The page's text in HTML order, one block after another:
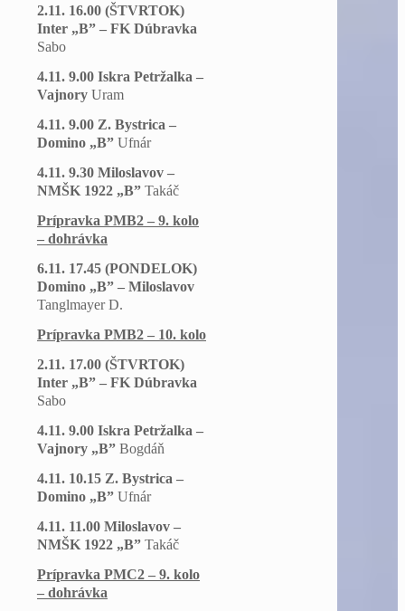
2.11. 16.00 (ŠTVRTOK)
Inter „B” – FK Dúbravka
Sabo
4.11. 9.00 Iskra Petržalka –
Vajnory Uram
4.11. 9.00 Z. Bystrica –
Domino „B” Ufnár
4.11. 9.30 Miloslavov –
NMŠK 1922 „B” Takáč
Prípravka PMB2 – 9. kolo
– dohrávka
6.11. 17.45 (PONDELOK)
Domino „B” – Miloslavov
Tanglmayer D.
Prípravka PMB2 – 10. kolo
2.11. 17.00 (ŠTVRTOK)
Inter „B” – FK Dúbravka
Sabo
4.11. 9.00 Iskra Petržalka –
Vajnory „B” Bogdáň
4.11. 10.15 Z. Bystrica –
Domino „B” Ufnár
4.11. 11.00 Miloslavov –
NMŠK 1922 „B” Takáč
Prípravka PMC2 – 9. kolo
– dohrávka